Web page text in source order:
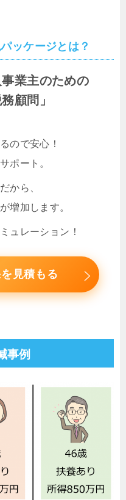
ッケージとは？
業主のための
顧問」
ので安心！
ポート。
から、
増加します。
ュレーション！
見積もる
事例